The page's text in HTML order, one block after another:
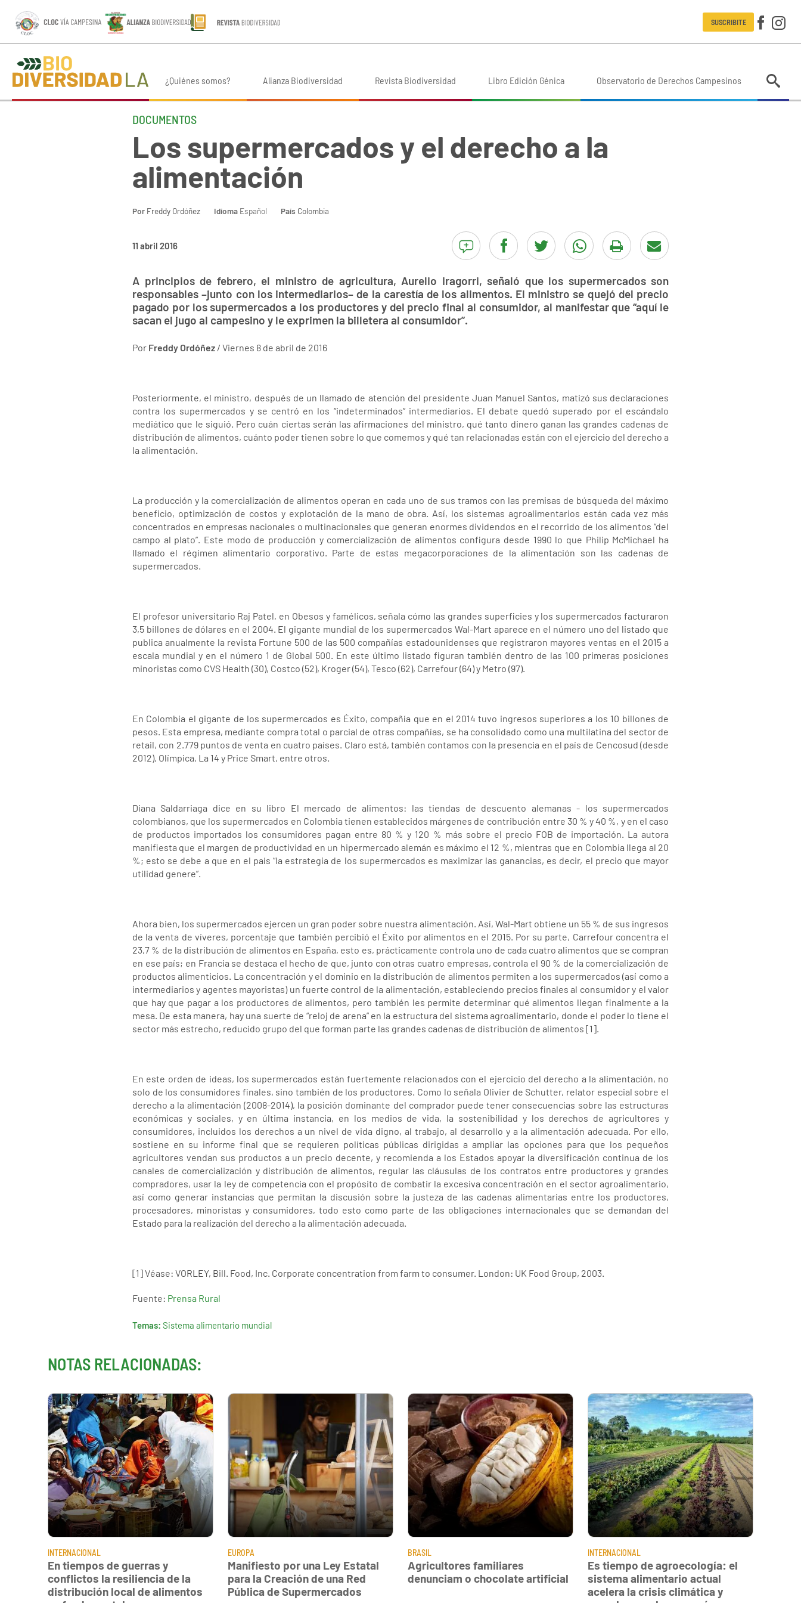
SUSCRIBITE
¿Quiénes somos? Alianza Biodiversidad Revista Biodiversidad Libro Edición Génica Observatorio de Derechos Campesinos
DOCUMENTOS
Los supermercados y el derecho a la
alimentación
Por Freddy Ordóñez Idioma Español País Colombia
11 abril 2016
A principios de febrero, el ministro de agricultura, Aurelio Iragorri, señaló que los supermercados son
responsables –junto con los intermediarios– de la carestía de los alimentos. El ministro se quejó del precio
pagado por los supermercados a los productores y del precio final al consumidor, al manifestar que “aquí le
sacan el jugo al campesino y le exprimen la billetera al consumidor”.
Por Freddy Ordóñez / Viernes 8 de abril de 2016
Posteriormente, el ministro, después de un llamado de atención del presidente Juan Manuel Santos, matizó sus declaraciones
contra los supermercados y se centró en los “indeterminados” intermediarios. El debate quedó superado por el escándalo
mediático que le siguió. Pero cuán ciertas serán las afirmaciones del ministro, qué tanto dinero ganan las grandes cadenas de
distribución de alimentos, cuánto poder tienen sobre lo que comemos y qué tan relacionadas están con el ejercicio del derecho a
la alimentación.
La producción y la comercialización de alimentos operan en cada uno de sus tramos con las premisas de búsqueda del máximo
beneficio, optimización de costos y explotación de la mano de obra. Así, los sistemas agroalimentarios están cada vez más
concentrados en empresas nacionales o multinacionales que generan enormes dividendos en el recorrido de los alimentos “del
campo al plato”. Este modo de producción y comercialización de alimentos configura desde 1990 lo que Philip McMichael ha
llamado el régimen alimentario corporativo. Parte de estas megacorporaciones de la alimentación son las cadenas de
supermercados.
El profesor universitario Raj Patel, en Obesos y famélicos, señala cómo las grandes superficies y los supermercados facturaron
3,5 billones de dólares en el 2004. El gigante mundial de los supermercados Wal-Mart aparece en el número uno del listado que
publica anualmente la revista Fortune 500 de las 500 compañías estadounidenses que registraron mayores ventas en el 2015 a
escala mundial y en el número 1 de Global 500. En este último listado figuran también dentro de las 100 primeras posiciones
minoristas como CVS Health (30), Costco (52), Kroger (54), Tesco (62), Carrefour (64) y Metro (97).
En Colombia el gigante de los supermercados es Éxito, compañía que en el 2014 tuvo ingresos superiores a los 10 billones de
pesos. Esta empresa, mediante compra total o parcial de otras compañías, se ha consolidado como una multilatina del sector de
retail, con 2.779 puntos de venta en cuatro países. Claro está, también contamos con la presencia en el país de Cencosud (desde
2012), Olímpica, La 14 y Price Smart, entre otros.
Diana Saldarriaga dice en su libro El mercado de alimentos: las tiendas de descuento alemanas - los supermercados
colombianos, que los supermercados en Colombia tienen establecidos márgenes de contribución entre 30 % y 40 %, y en el caso
de productos importados los consumidores pagan entre 80 % y 120 % más sobre el precio FOB de importación. La autora
manifiesta que el margen de productividad en un hipermercado alemán es máximo el 12 %, mientras que en Colombia llega al 20
%; esto se debe a que en el país “la estrategia de los supermercados es maximizar las ganancias, es decir, el precio que mayor
utilidad genere”.
Ahora bien, los supermercados ejercen un gran poder sobre nuestra alimentación. Así, Wal-Mart obtiene un 55 % de sus ingresos
de la venta de víveres, porcentaje que también percibió el Éxito por alimentos en el 2015. Por su parte, Carrefour concentra el
23,7 % de la distribución de alimentos en España, esto es, prácticamente controla uno de cada cuatro alimentos que se compran
en ese país; en Francia se destaca el hecho de que, junto con otras cuatro empresas, controla el 90 % de la comercialización de
productos alimenticios. La concentración y el dominio en la distribución de alimentos permiten a los supermercados (así como a
intermediarios y agentes mayoristas) un fuerte control de la alimentación, estableciendo precios finales al consumidor y el valor
que hay que pagar a los productores de alimentos, pero también les permite determinar qué alimentos llegan finalmente a la
mesa. De esta manera, hay una suerte de “reloj de arena” en la estructura del sistema agroalimentario, donde el poder lo tiene el
sector más estrecho, reducido grupo del que forman parte las grandes cadenas de distribución de alimentos [1].
En este orden de ideas, los supermercados están fuertemente relacionados con el ejercicio del derecho a la alimentación, no
solo de los consumidores finales, sino también de los productores. Como lo señala Olivier de Schutter, relator especial sobre el
derecho a la alimentación (2008-2014), la posición dominante del comprador puede tener consecuencias sobre las estructuras
económicas y sociales, y en última instancia, en los medios de vida, la sostenibilidad y los derechos de agricultores y
consumidores, incluidos los derechos a un nivel de vida digno, al trabajo, al desarrollo y a la alimentación adecuada. Por ello,
sostiene en su informe final que se requieren políticas públicas dirigidas a ampliar las opciones para que los pequeños
agricultores vendan sus productos a un precio decente, y recomienda a los Estados apoyar la diversificación continua de los
canales de comercialización y distribución de alimentos, regular las cláusulas de los contratos entre productores y grandes
compradores, usar la ley de competencia con el propósito de combatir la excesiva concentración en el sector agroalimentario,
así como generar instancias que permitan la discusión sobre la justeza de las cadenas alimentarias entre los productores,
procesadores, minoristas y consumidores, todo esto como parte de las obligaciones internacionales que se demandan del
Estado para la realización del derecho a la alimentación adecuada.
[1] Véase: VORLEY, Bill. Food, Inc. Corporate concentration from farm to consumer. London: UK Food Group, 2003.
Fuente: Prensa Rural
Temas: Sistema alimentario mundial
NOTAS RELACIONADAS:
INTERNACIONAL
En tiempos de guerras y
conflictos la resiliencia de la
distribución local de alimentos
EUROPA
Manifiesto por una Ley Estatal
para la Creación de una Red
Pública de Supermercados
BRASIL
Agricultores familiares
denunciam o chocolate artificial
INTERNACIONAL
Es tiempo de agroecología: el
sistema alimentario actual
acelera la crisis climática y